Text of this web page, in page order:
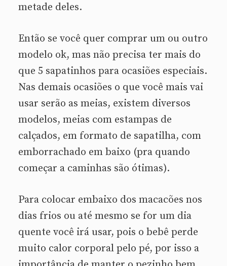
metade deles.
Então se você quer comprar um ou outro
modelo ok, mas não precisa ter mais do
que 5 sapatinhos para ocasiões especiais.
Nas demais ocasiões o que você mais vai
usar serão as meias, existem diversos
modelos, meias com estampas de
calçados, em formato de sapatilha, com
emborrachado em baixo (pra quando
começar a caminhas são ótimas).
Para colocar embaixo dos macacões nos
dias frios ou até mesmo se for um dia
quente você irá usar, pois o bebê perde
muito calor corporal pelo pé, por isso a